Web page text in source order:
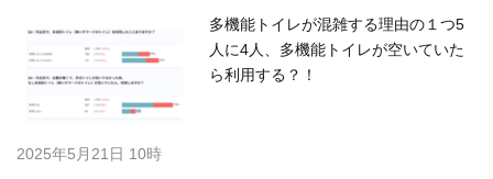
多機能トイレが混雑する理由の１つ5
人に4人、多機能トイレが空いていた
ら利用する？！
2025年5月21日 10時